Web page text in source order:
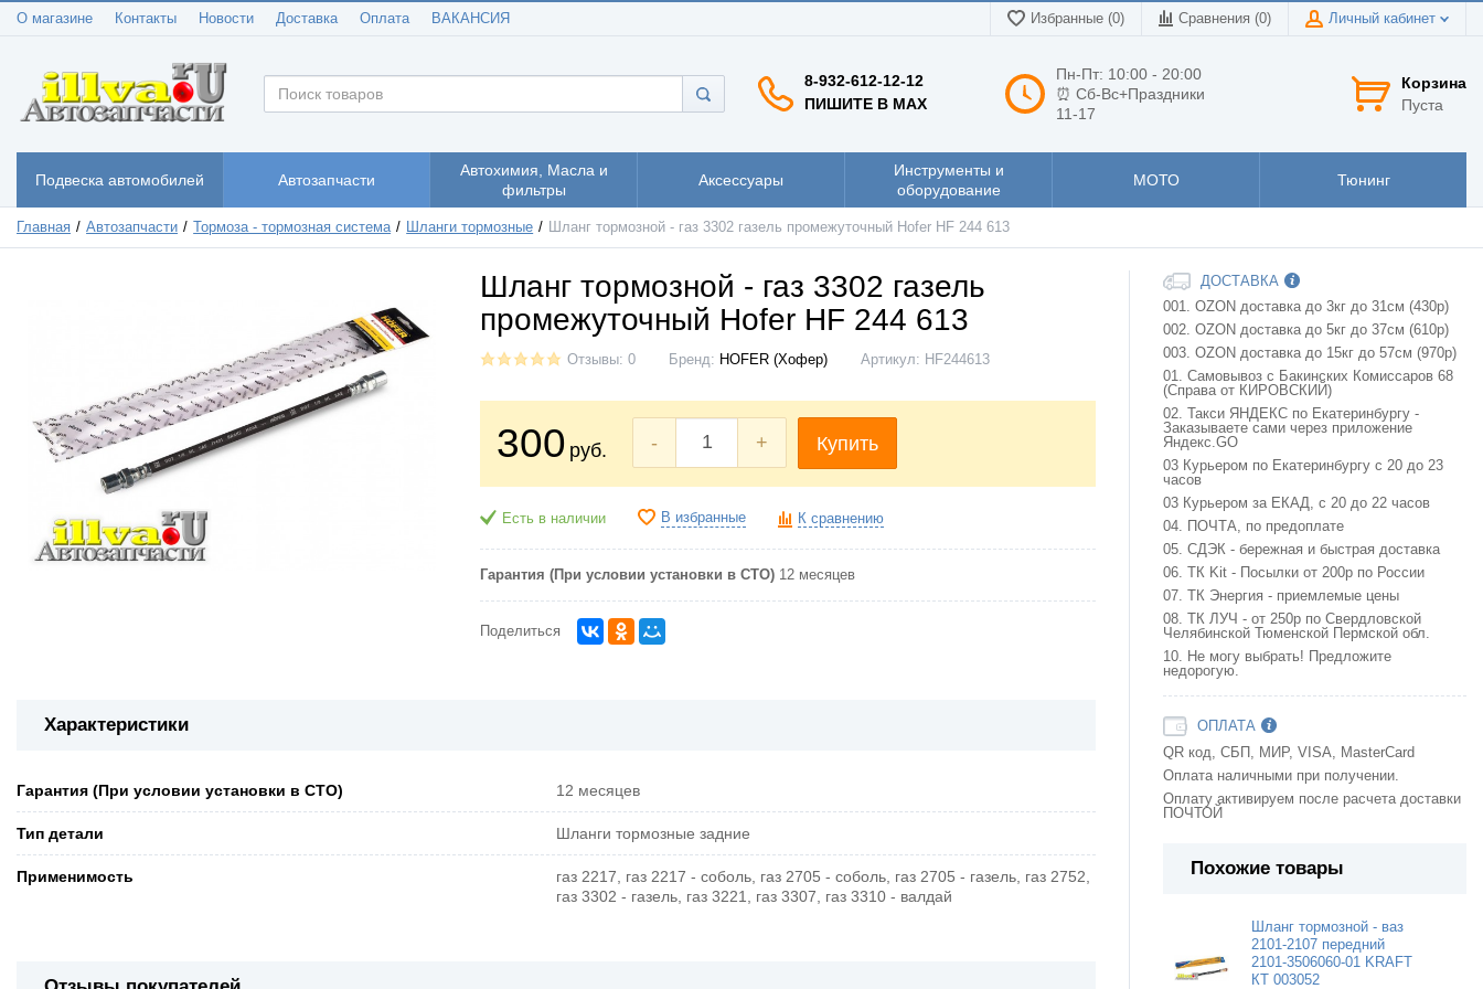
О магазине Контакты Новости Доставка Оплата ВАКАНСИЯ Избранные (0) Сравнения (0) Личный кабинет
8-932-612-12-12
ПИШИТЕ В MAX
Пн-Пт: 10:00 - 20:00
⏰ Сб-Вс+Праздники
11-17
Корзина
Пуста
Подвеска автомобилей Автозапчасти
Автохимия, Масла и
фильтры
Аксессуары
Инструменты и
оборудование
МОТО Тюнинг
Главная Автозапчасти Тормоза - тормозная система Шланги тормозные Шланг тормозной - газ 3302 газель промежуточный Hofer HF 244 613
Шланг тормозной - газ 3302 газель
промежуточный Hofer HF 244 613
Отзывы: 0 Бренд: HOFER (Хофер) Артикул: HF244613
300 руб. - + Купить
Есть в наличии В избранные К сравнению
Гарантия (При условии установки в СТО) 12 месяцев
Поделиться
Характеристики
Гарантия (При условии установки в СТО) 12 месяцев
Тип детали Шланги тормозные задние
Применимость
газ 2217, газ 2217 - соболь, газ 2705 - соболь, газ 2705 - газель, газ 2752,
газ 3302 - газель, газ 3221, газ 3307, газ 3310 - валдай
ДОСТАВКА
001. OZON доставка до 3кг до 31см (430р)
002. OZON доставка до 5кг до 37см (610р)
003. OZON доставка до 15кг до 57см (970р)
01. Самовывоз с Бакинских Комиссаров 68
(Справа от КИРОВСКИЙ)
02. Такси ЯНДЕКС по Екатеринбургу -
Заказываете сами через приложение
Яндекс.GO
03 Курьером по Екатеринбургу с 20 до 23
часов
03 Курьером за ЕКАД, с 20 до 22 часов
04. ПОЧТА, по предоплате
05. СДЭК - бережная и быстрая доставка
06. ТК Kit - Посылки от 200р по России
07. ТК Энергия - приемлемые цены
08. ТК ЛУЧ - от 250р по Свердловской
Челябинской Тюменской Пермской обл.
10. Не могу выбрать! Предложите
недорогую.
ОПЛАТА
QR код, СБП, МИР, VISA, MasterCard
Оплата наличными при получении.
Оплату активируем после расчета доставки
ПОЧТОЙ
Похожие товары
Шланг тормозной - ваз
2101-2107 передний
2101-3506060-01 KRAFT
КТ 003052